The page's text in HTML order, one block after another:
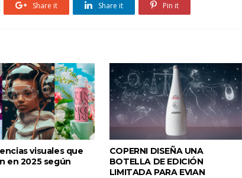
Share it Share it Pin it
visuales que
en 2025 según
COPERNI DISEÑA UNA
BOTELLA DE EDICIÓN
LIMITADA PARA EVIAN